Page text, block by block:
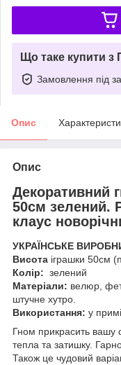
Що таке купити з
Замовлення під
Опис
Опис
Декоративний
50см зелений.
клаус
УКРАЇНСЬКЕ
Висота іграшки 50см
Колір: зелений
Матеріали: велюр,
штучне хутро.
Використання: у
Гном прикрасить вашу
тепла та затишку.
Також це чудовий